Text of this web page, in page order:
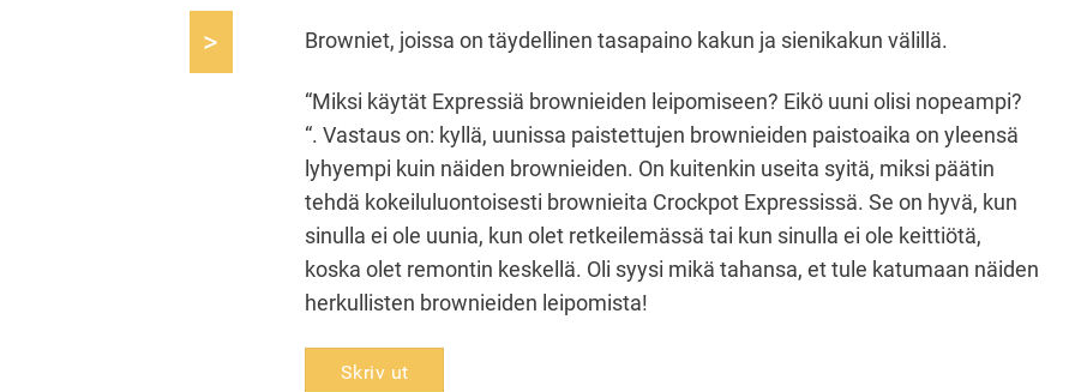
> Browniet, joissa on täydellinen tasapaino kakun ja sienikakun välillä.
“Miksi käytät Expressiä brownieiden leipomiseen? Eikö uuni olisi nopeampi?
“. Vastaus on: kyllä, uunissa paistettujen brownieiden paistoaika on yleensä
lyhyempi kuin näiden brownieiden. On kuitenkin useita syitä, miksi päätin
tehdä kokeiluluontoisesti brownieita Crockpot Expressissä. Se on hyvä, kun
sinulla ei ole uunia, kun olet retkeilemässä tai kun sinulla ei ole keittiötä,
koska olet remontin keskellä. Oli syysi mikä tahansa, et tule katumaan näiden
herkullisten brownieiden leipomista!
Skriv ut